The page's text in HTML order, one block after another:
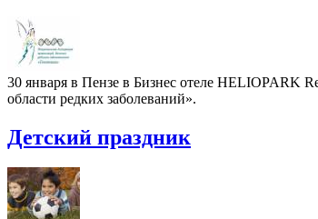
30 января в Пензе в Бизнес отеле HELIOPARK
области редких заболеваний».
Детский праздник